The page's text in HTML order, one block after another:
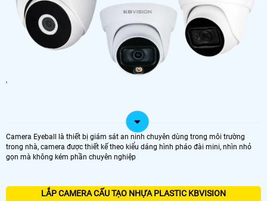
'
Camera Eyeball là thiết bị giám sát an ninh chuyên dùng trong môi trường
trong nhà, camera được thiết kế theo kiểu dáng hình pháo đài mini, nhìn nhỏ
gọn mà không kém phần chuyên nghiệp
LẮP CAMERA CẤU TẠO NHỰA PLASTIC KBVISION